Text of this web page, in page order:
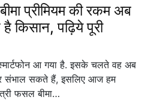
प्रीमियम की रकम अब
किसान, पढ़िये पूरी
आ गया है. इसके चलते वह अब
संभाल सकते हैं, इसलिए आज हम
फसल बीमा…